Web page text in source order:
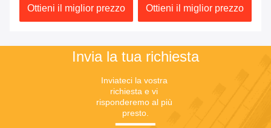
Ottieni il miglior prezzo Ottieni il miglior prezzo
Invia la tua richiesta
Inviateci la vostra
richiesta e vi
risponderemo al più
presto.